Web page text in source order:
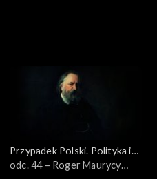
Przypadek Polski. Polityka i
idee
odc. 44 – Roger Maurycy